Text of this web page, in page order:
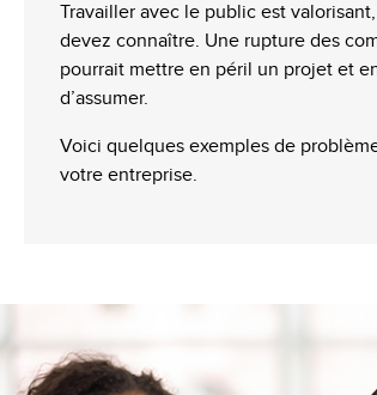
Travailler avec le public est
devez connaître. Une rupture des
pourrait mettre en péril un projet et
d’assumer.
Voici quelques exemples de
votre entreprise.